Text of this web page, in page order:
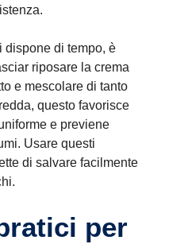
dispone di tempo, è
riposare la crema
e mescolare di tanto
questo favorisce
e previene
Usare questi
di salvare facilmente
per